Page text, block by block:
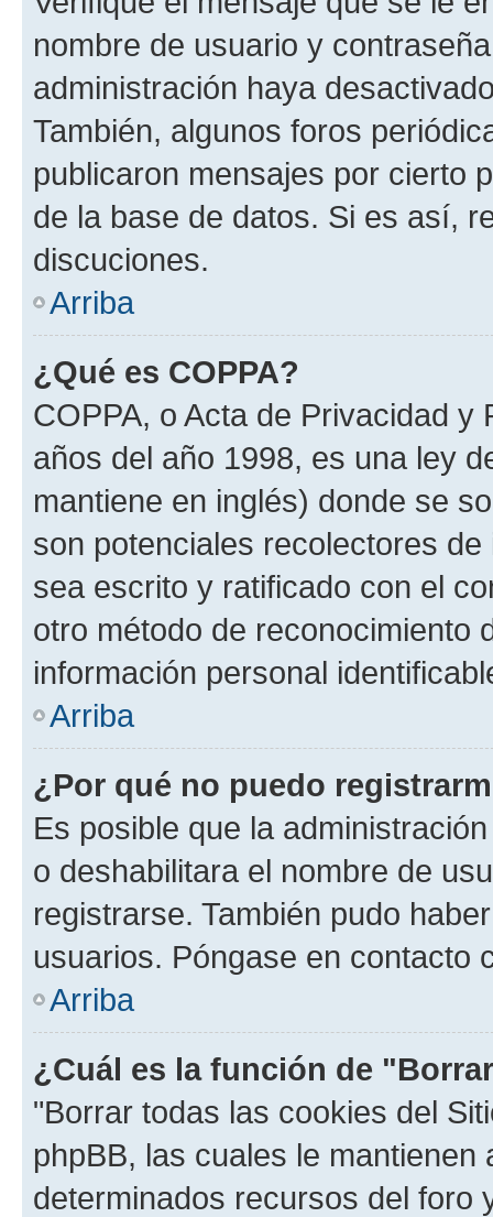
nombre de usuario y
administración haya
También, algunos foros
publicaron mensajes por cierto
de la base de datos. Si es así,
discuciones.
Arriba
¿Qué es COPPA?
COPPA, o Acta de Privacidad
años del año 1998, es una ley
mantiene en inglés) donde se
son potenciales recolectores
sea escrito y ratificado con el
otro método de reconocimiento
información personal
Arriba
¿Por qué no puedo
Es posible que la
o deshabilitara el nombre de
registrarse. También pudo
usuarios. Póngase en contacto
Arriba
¿Cuál es la función de
"Borrar todas las cookies del
phpBB, las cuales le
determinados recursos del foro